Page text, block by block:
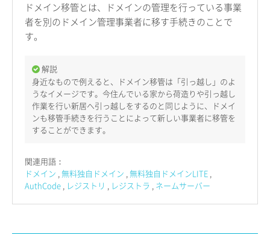
ドメイン移管とは、ドメインの管理を行っている事業
者を別のドメイン管理事業者に移す手続きのことで
す。
解説
身近なもので例えると、ドメイン移管は「引っ越し」のよ
うなイメージです。今住んでいる家から荷造りや引っ越し
作業を行い新居へ引っ越しをするのと同じように、ドメイ
ンも移管手続きを行うことによって新しい事業者に移管を
することができます。
関連用語：
ドメイン 無料独自ドメイン 無料独自ドメインLITE
AuthCode
レジストリ レジストラ ネームサーバー